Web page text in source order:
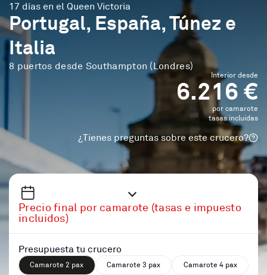
17 días en el Queen Victoria
Portugal, España, Túnez e
Italia
8 puertos desde Southampton (Londres)
Interior desde
6.216 €
por camarote
tasas incluidas
¿Tienes preguntas sobre este crucero?
Precio final por camarote (tasas e impuesto
incluidos)
Presupuesta tu crucero
Camarote 2 pax Camarote 3 pax Camarote 4 pax